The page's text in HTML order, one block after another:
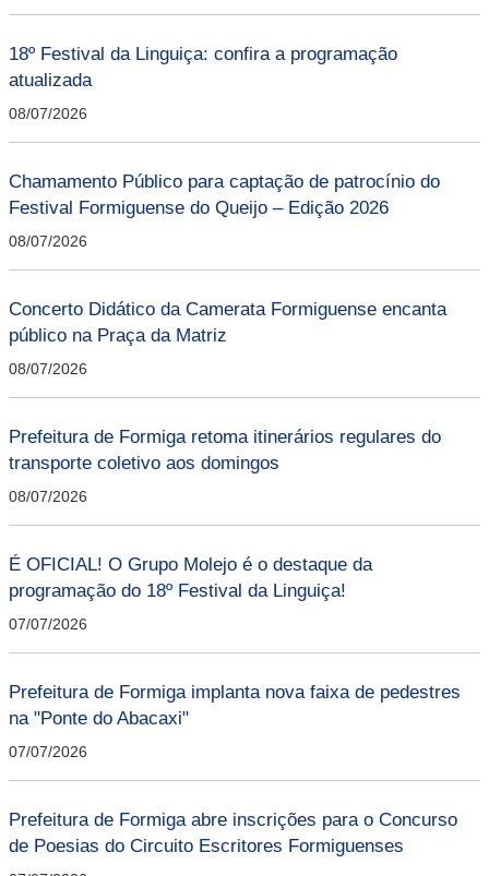
18º Festival da Linguiça: confira a programação
atualizada
08/07/2026
Chamamento Público para captação de patrocínio do
Festival Formiguense do Queijo – Edição 2026
08/07/2026
Concerto Didático da Camerata Formiguense encanta
público na Praça da Matriz
08/07/2026
Prefeitura de Formiga retoma itinerários regulares do
transporte coletivo aos domingos
08/07/2026
É OFICIAL! O Grupo Molejo é o destaque da
programação do 18º Festival da Linguiça!
07/07/2026
Prefeitura de Formiga implanta nova faixa de pedestres
na "Ponte do Abacaxi"
07/07/2026
Prefeitura de Formiga abre inscrições para o Concurso
de Poesias do Circuito Escritores Formiguenses